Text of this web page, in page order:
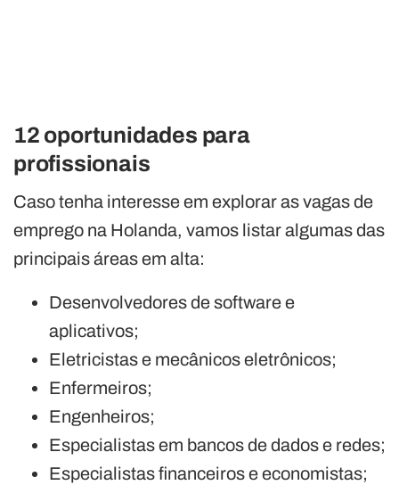
12 oportunidades para
profissionais
Caso tenha interesse em explorar as vagas de
emprego na Holanda, vamos listar algumas das
principais áreas em alta:
Desenvolvedores de software e
aplicativos;
Eletricistas e mecânicos eletrônicos;
Enfermeiros;
Engenheiros;
Especialistas em bancos de dados e redes;
Especialistas financeiros e economistas;